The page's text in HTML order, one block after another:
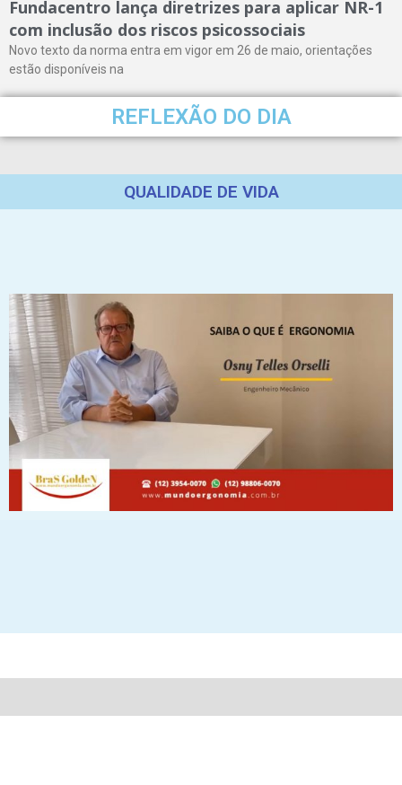
Fundacentro lança diretrizes para aplicar NR-1
com inclusão dos riscos psicossociais
Novo texto da norma entra em vigor em 26 de maio, orientações
estão disponíveis na
REFLEXÃO DO DIA
QUALIDADE DE VIDA